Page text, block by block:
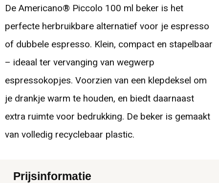
De Americano® Piccolo 100 ml beker is het
perfecte herbruikbare alternatief voor je espresso
of dubbele espresso. Klein, compact en stapelbaar
– ideaal ter vervanging van wegwerp
espressokopjes. Voorzien van een klepdeksel om
je drankje warm te houden, en biedt daarnaast
extra ruimte voor bedrukking. De beker is gemaakt
van volledig recyclebaar plastic.
Prijsinformatie